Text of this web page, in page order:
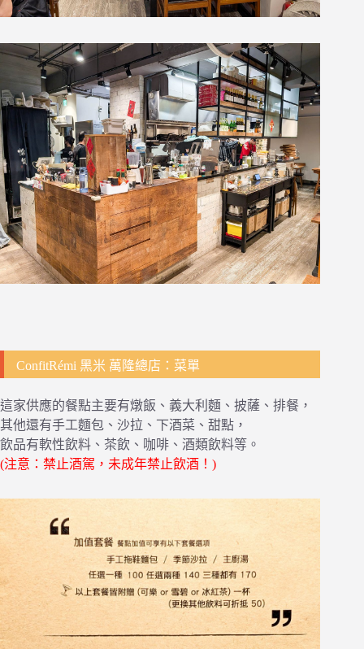
ConfitRémi 黑米 萬隆總店：菜單
這家供應的餐點主要有燉飯、義大利麵、披薩、排餐，
其他還有手工麵包、沙拉、下酒菜、甜點，
飲品有軟性飲料、茶飲、咖啡、酒類飲料等。
(注意：禁止酒駕，未成年禁止飲酒！)